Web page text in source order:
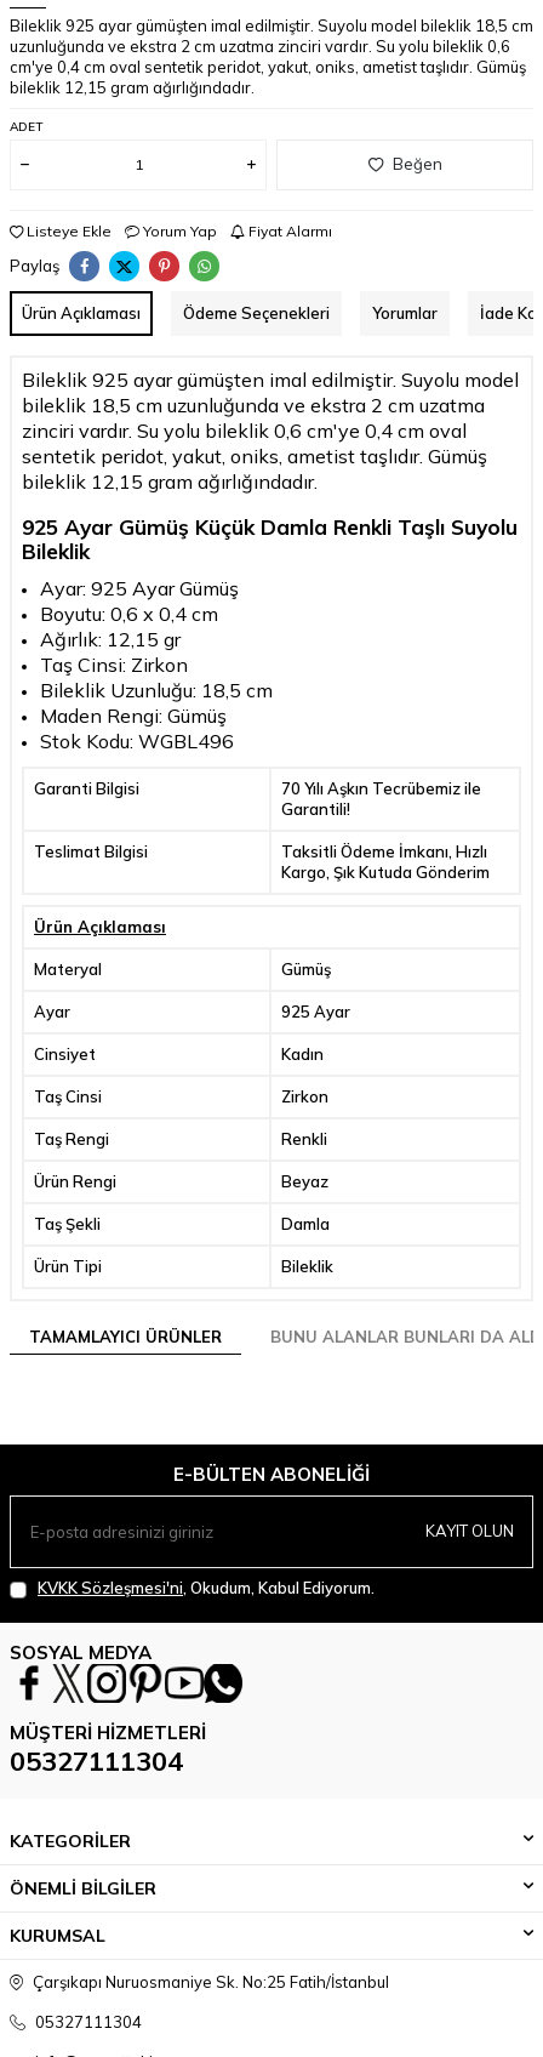
Bileklik 925 ayar gümüşten imal edilmiştir. Suyolu model bileklik 18,5 cm
uzunluğunda ve ekstra 2 cm uzatma zinciri vardır. Su yolu bileklik 0,6
cm'ye 0,4 cm oval sentetik peridot, yakut, oniks, ametist taşlıdır. Gümüş
bileklik 12,15 gram ağırlığındadır.
ADET
Beğen
Listeye Ekle Yorum Yap Fiyat Alarmı
Paylaş
Ürün Açıklaması Ödeme Seçenekleri Yorumlar İade
Bileklik 925 ayar gümüşten imal edilmiştir. Suyolu model
bileklik 18,5 cm uzunluğunda ve ekstra 2 cm uzatma
zinciri vardır. Su yolu bileklik 0,6 cm'ye 0,4 cm oval
sentetik peridot, yakut, oniks, ametist taşlıdır. Gümüş
bileklik 12,15 gram ağırlığındadır.
925 Ayar Gümüş Küçük Damla Renkli Taşlı Suyolu
Bileklik
Ayar: 925 Ayar Gümüş
Boyutu: 0,6 x 0,4 cm
Ağırlık: 12,15 gr
Taş Cinsi: Zirkon
Bileklik Uzunluğu: 18,5 cm
Maden Rengi: Gümüş
Stok Kodu: WGBL496
Garanti Bilgisi
70 Yılı Aşkın Tecrübemiz ile
Garantili!
Teslimat Bilgisi
Taksitli Ödeme İmkanı, Hızlı
Kargo, Şık Kutuda Gönderim
Ürün Açıklaması
Materyal Gümüş
Ayar 925 Ayar
Cinsiyet Kadın
Taş Cinsi Zirkon
Taş Rengi Renkli
Ürün Rengi Beyaz
Taş Şekli Damla
Ürün Tipi Bileklik
TAMAMLAYICI ÜRÜNLER BUNU ALANLAR BUNLARI DA
E-BÜLTEN ABONELIĞI
KAYIT OLUN
KVKK Sözleşmesi'ni , Okudum, Kabul Ediyorum.
SOSYAL MEDYA
MÜŞTERI HIZMETLERI
05327111304
KATEGORİLER
ÖNEMLİ BİLGİLER
KURUMSAL
Çarşıkapı Nuruosmaniye Sk. No:25 Fatih/İstanbul
05327111304